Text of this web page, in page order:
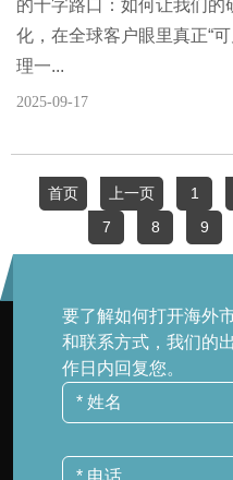
的十字路口：如何让我们
化，在全球客户眼里真正“
理一...
2025-09-17
首页 上一页 1
7
8 9
要了解如何打开海外
和联系方式，我们的
作日内回复您。